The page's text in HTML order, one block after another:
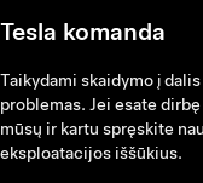
Taikydami skaidymo į
problemas. Jei esate
mūsų ir kartu spręskite
eksploatacijos iššūkius.
Tesla komanda